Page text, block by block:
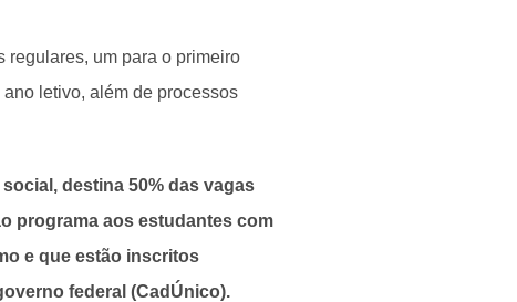
regulares, um para o primeiro
letivo, além de processos
destina 50% das vagas
programa aos estudantes com
e que estão inscritos
federal (CadÚnico).